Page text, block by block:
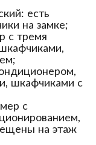
есть
на замке;
с тремя
шкафчиками с
с
на этаж